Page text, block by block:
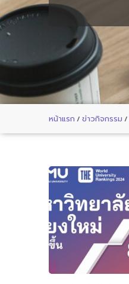
หน้าแรก / ข่าวกิจกรรม /